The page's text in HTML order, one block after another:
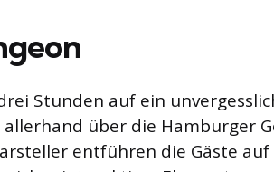
Stunden auf ein
über die Hamburger
entführen die Gäste